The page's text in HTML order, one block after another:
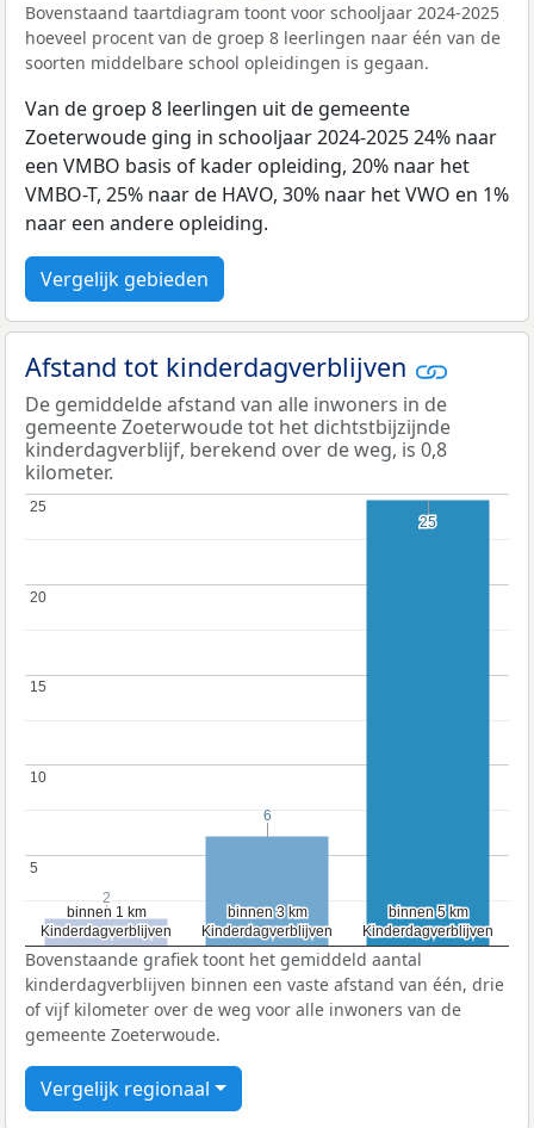
Bovenstaand taartdiagram toont voor schooljaar 2024-2025
hoeveel procent van de groep 8 leerlingen naar één van de
soorten middelbare school opleidingen is gegaan.
Van de groep 8 leerlingen uit de gemeente
Zoeterwoude ging in schooljaar 2024-2025 24% naar
een VMBO basis of kader opleiding, 20% naar het
VMBO-T, 25% naar de HAVO, 30% naar het VWO en 1%
naar een andere opleiding.
Vergelijk gebieden
Afstand tot kinderdagverblijven
De gemiddelde afstand van alle inwoners in de
gemeente Zoeterwoude tot het dichtstbijzijnde
kinderdagverblijf, berekend over de weg, is 0,8
kilometer.
Kinderdagverblijven
Kinderdagverblijven
binnen 1 km
binnen 1 km
Kinderdagverblijven
Kinderdagverblijven
binnen 3 km
binnen 3 km
Kinderdagverblijven
Kinderdagverblijven
binnen 5 km
binnen 5 km
5
5
10
10
15
15
20
20
25
25
2
2
6
6
25
25
Bovenstaande grafiek toont het gemiddeld aantal
kinderdagverblijven binnen een vaste afstand van één, drie
of vijf kilometer over de weg voor alle inwoners van de
gemeente Zoeterwoude.
Vergelijk regionaal